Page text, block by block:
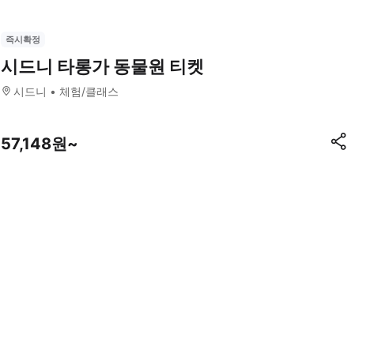
즉시확정
시드니 타롱가 동물원 티켓
시드니 체험/클래스
57,148원~